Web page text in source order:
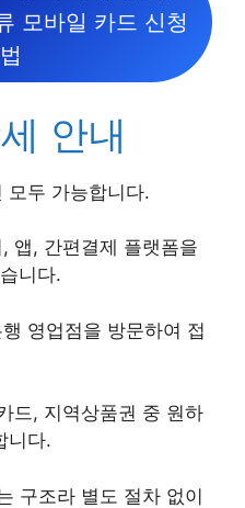
모바일 카드 신청
안내
모두 가능합니다.
앱, 간편결제 플랫폼을
니다.
영업점을 방문하여 접
드, 지역상품권 중 원하
니다.
구조라 별도 절차 없이